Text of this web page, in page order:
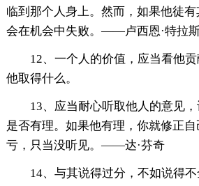
临到那个人身上。然而，如果他徒
会在机会中失败。——卢西恩·特拉
12、一个人的价值，应当看他
他取得什么。
13、应当耐心听取他人的意见
是否有理。如果他有理，你就修正
亏，只当没听见。——达·芬奇
14、与其说得过分，不如说得不